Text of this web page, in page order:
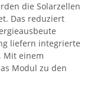
die Solarzellen
Das reduziert
liefern integrierte
Mit einem
Modul zu den